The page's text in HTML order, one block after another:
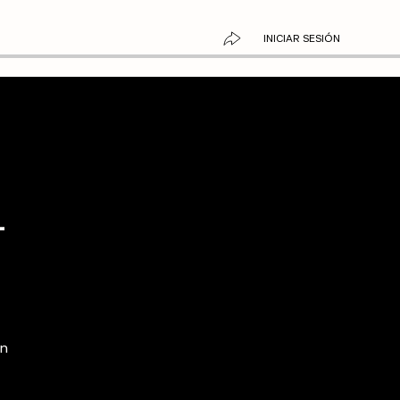
INICIAR SESIÓN